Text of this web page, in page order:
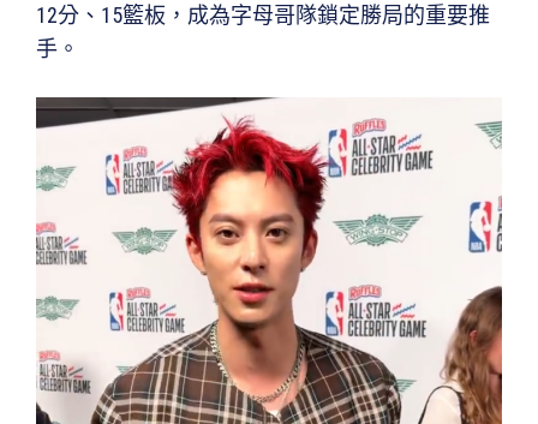
12分、15籃板，成為字母哥隊鎖定勝局的重要推
手。